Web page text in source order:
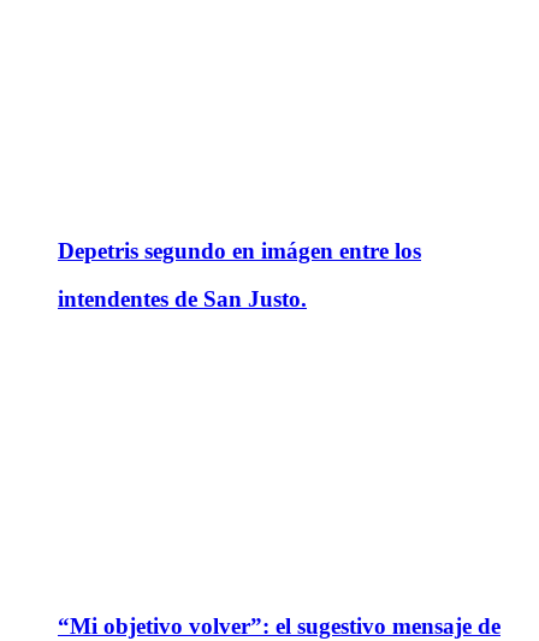
Depetris segundo en imágen entre los
intendentes de San Justo.
“Mi objetivo volver”: el sugestivo mensaje de